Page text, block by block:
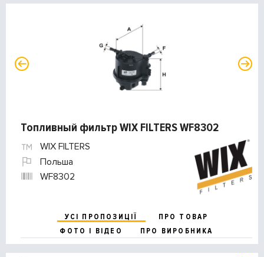
Топливный фильтр WIX FILTERS WF8302
WIX FILTERS
Польша
WF8302
УСІ ПРОПОЗИЦІЇ
ПРО ТОВАР
ФОТО І ВІДЕО
ПРО ВИРОБНИКА